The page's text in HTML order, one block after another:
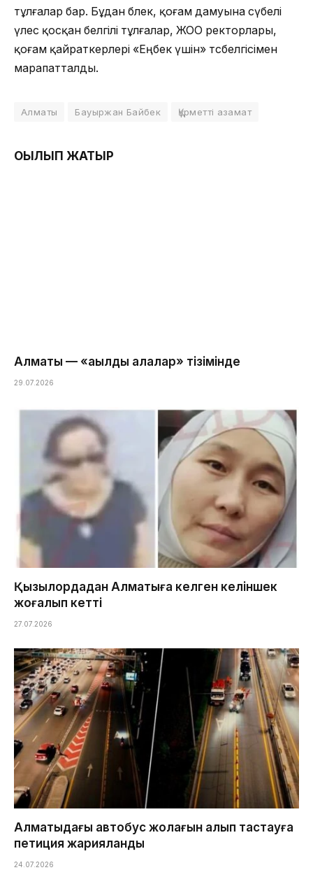
тұлғалар бар. Бұдан бөлек, қоғам дамуына сүбелі
үлес қосқан белгілі тұлғалар, ЖОО ректорлары,
қоғам қайраткерлері «Еңбек үшін» төсбелгісімен
марапатталды.
Алматы Бауыржан Байбек Құрметті азамат
ОҚЫЛЫП ЖАТЫР
Алматы — «ақылды қалалар» тізімінде
29.07.2026
Қызылордадан Алматыға келген келіншек
жоғалып кетті
27.07.2026
Алматыдағы автобус жолағын алып тастауға
петиция жарияланды
24.07.2026